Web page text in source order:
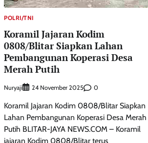
POLRI/TNI
Koramil Jajaran Kodim
0808/Blitar Siapkan Lahan
Pembangunan Koperasi Desa
Merah Putih
Nuryaji 24 November 2025 0
Koramil Jajaran Kodim 0808/Blitar Siapkan
Lahan Pembangunan Koperasi Desa Merah
Putih BLITAR-JAYA NEWS.COM – Koramil
jajaran Kodim 0808/Blitar terus